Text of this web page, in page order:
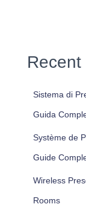
Recent
Sistema di
Guida
Système de
Guide
Wireless
Rooms